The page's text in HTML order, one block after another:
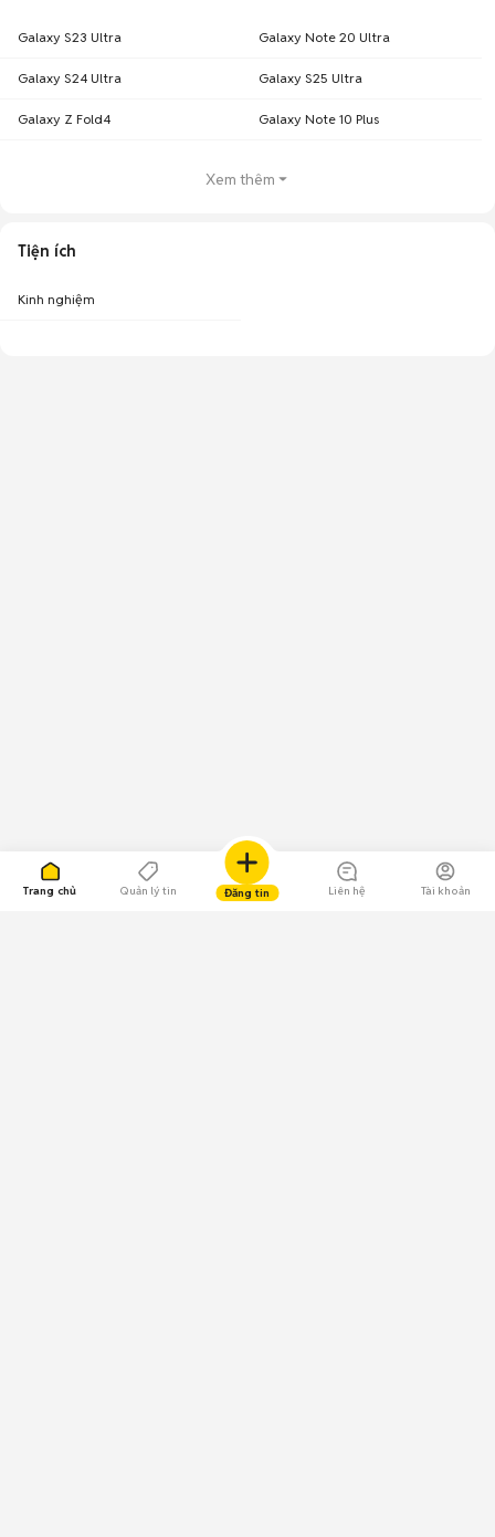
Trang chủ Quản lý tin Đăng tin Liên hệ Tài khoản
Galaxy S23 Ultra Galaxy Note 20 Ultra
Galaxy S24 Ultra Galaxy S25 Ultra
Galaxy Z Fold4 Galaxy Note 10 Plus
Xem thêm
Tiện ích
Kinh nghiệm